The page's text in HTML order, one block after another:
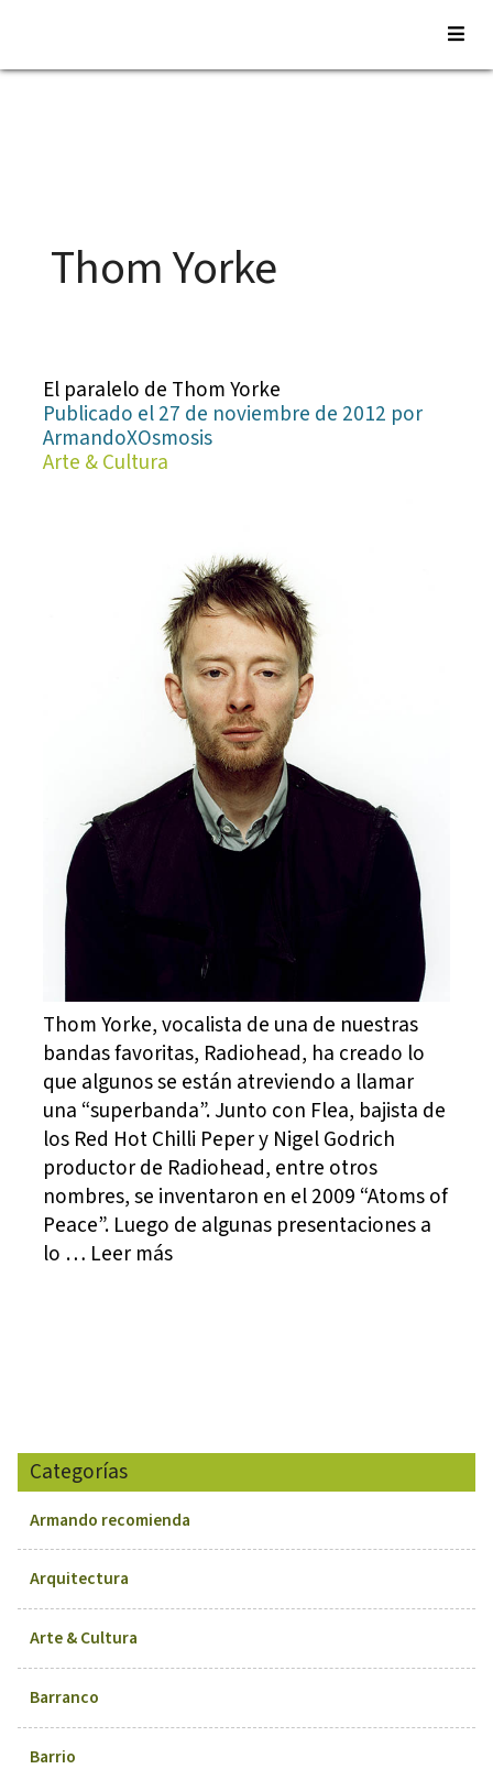
Saltar
Thom Yorke
El paralelo de Thom Yorke
Publicado el 27 de noviembre de 2012 por
ArmandoXOsmosis
Arte & Cultura
Thom Yorke, vocalista de una de nuestras
bandas favoritas, Radiohead, ha creado lo
que algunos se están atreviendo a llamar
una “superbanda”. Junto con Flea, bajista de
los Red Hot Chilli Peper y Nigel Godrich
productor de Radiohead, entre otros
nombres, se inventaron en el 2009 “Atoms of
Peace”. Luego de algunas presentaciones a
lo … Leer más
Categorías
Armando recomienda
Arquitectura
Arte & Cultura
Barranco
Barrio